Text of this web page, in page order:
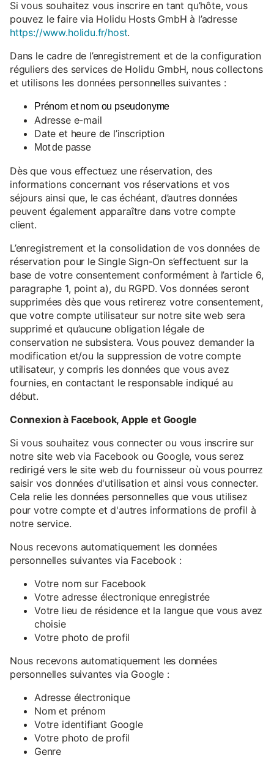
Si vous souhaitez vous inscrire en tant qu’hôte, vous
pouvez le faire via Holidu Hosts GmbH à l’adresse
https://www.holidu.fr/host.
Dans le cadre de l’enregistrement et de la configuration
réguliers des services de Holidu GmbH, nous collectons
et utilisons les données personnelles suivantes :
Prénom et nom ou pseudonyme
Adresse e-mail
Date et heure de l’inscription
Mot de passe
Dès que vous effectuez une réservation, des
informations concernant vos réservations et vos
séjours ainsi que, le cas échéant, d’autres données
peuvent également apparaître dans votre compte
client.
L’enregistrement et la consolidation de vos données de
réservation pour le Single Sign-On s’effectuent sur la
base de votre consentement conformément à l’article 6,
paragraphe 1, point a), du RGPD. Vos données seront
supprimées dès que vous retirerez votre consentement,
que votre compte utilisateur sur notre site web sera
supprimé et qu’aucune obligation légale de
conservation ne subsistera. Vous pouvez demander la
modification et/ou la suppression de votre compte
utilisateur, y compris les données que vous avez
fournies, en contactant le responsable indiqué au
début.
Connexion à Facebook, Apple et Google
Si vous souhaitez vous connecter ou vous inscrire sur
notre site web via Facebook ou Google, vous serez
redirigé vers le site web du fournisseur où vous pourrez
saisir vos données d'utilisation et ainsi vous connecter.
Cela relie les données personnelles que vous utilisez
pour votre compte et d'autres informations de profil à
notre service.
Nous recevons automatiquement les données
personnelles suivantes via Facebook :
Votre nom sur Facebook
Votre adresse électronique enregistrée
Votre lieu de résidence et la langue que vous avez
choisie
Votre photo de profil
Nous recevons automatiquement les données
personnelles suivantes via Google :
Adresse électronique
Nom et prénom
Votre identifiant Google
Votre photo de profil
Genre